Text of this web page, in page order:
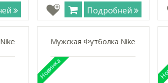
Подробней
Мужская Футболка Nike